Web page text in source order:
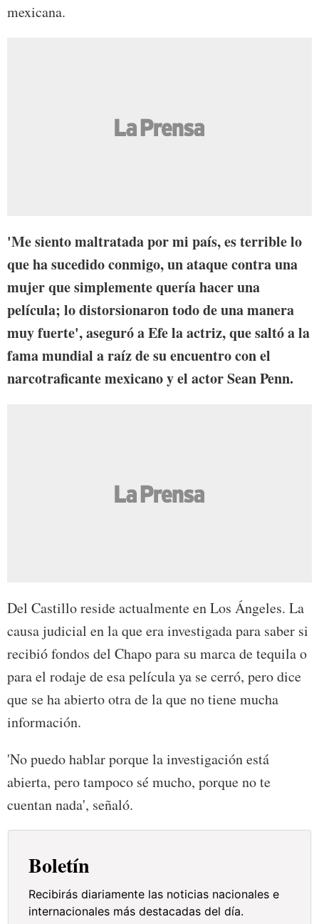
mexicana.
'Me siento maltratada por mi país, es terrible lo
que ha sucedido conmigo, un ataque contra una
mujer que simplemente quería hacer una
película; lo distorsionaron todo de una manera
muy fuerte', aseguró a Efe la actriz, que saltó a la
fama mundial a raíz de su encuentro con el
narcotraficante mexicano y el actor Sean Penn.
Del Castillo reside actualmente en Los Ángeles. La
causa judicial en la que era investigada para saber si
recibió fondos del Chapo para su marca de tequila o
para el rodaje de esa película ya se cerró, pero dice
que se ha abierto otra de la que no tiene mucha
información.
'No puedo hablar porque la investigación está
abierta, pero tampoco sé mucho, porque no te
cuentan nada', señaló.
Boletín
Recibirás diariamente las noticias nacionales e
internacionales más destacadas del día.